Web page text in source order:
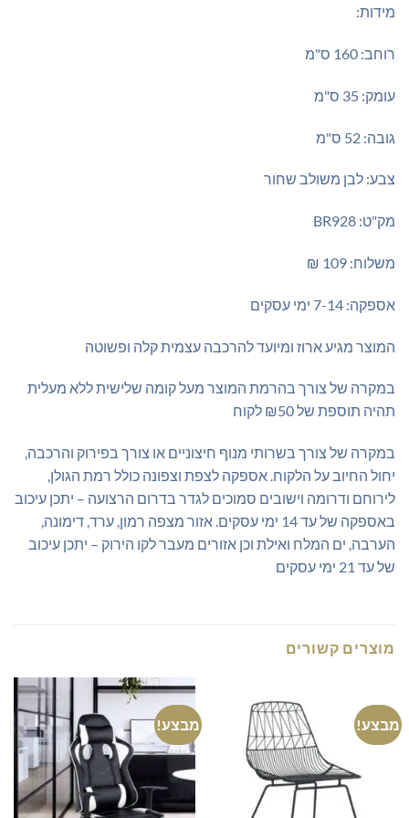
מידות:
רוחב: 160 ס"מ
עומק: 35 ס"מ
גובה: 52 ס"מ
צבע: לבן משולב שחור
מק"ט: BR928
משלוח: 109 ₪
אספקה: 7-14 ימי עסקים
המוצר מגיע ארוז ומיועד להרכבה עצמית קלה ופשוטה
במקרה של צורך בהרמת המוצר מעל קומה שלישית ללא מעלית
תהיה תוספת של ₪50 לקוח
במקרה של צורך בשרותי מנוף חיצוניים או צורך בפירוק והרכבה,
יחול החיוב על הלקוח. אספקה לצפת וצפונה כולל רמת הגולן,
לירוחם ודרומה וישובים סמוכים לגדר בדרום הרצועה – יתכן עיכוב
באספקה של עד 14 ימי עסקים. אזור מצפה רמון, ערד, דימונה,
הערבה, ים המלח ואילת וכן אזורים מעבר לקו הירוק – יתכן עיכוב
של עד 21 ימי עסקים
מוצרים קשורים
מבצע! מבצע!